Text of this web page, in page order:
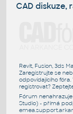
CAD diskuze,
Revit, Fusion, 3ds
Zaregistrujte se
odpovídajícího fóra.
registrovat?
Fórum
Studio) - přímá